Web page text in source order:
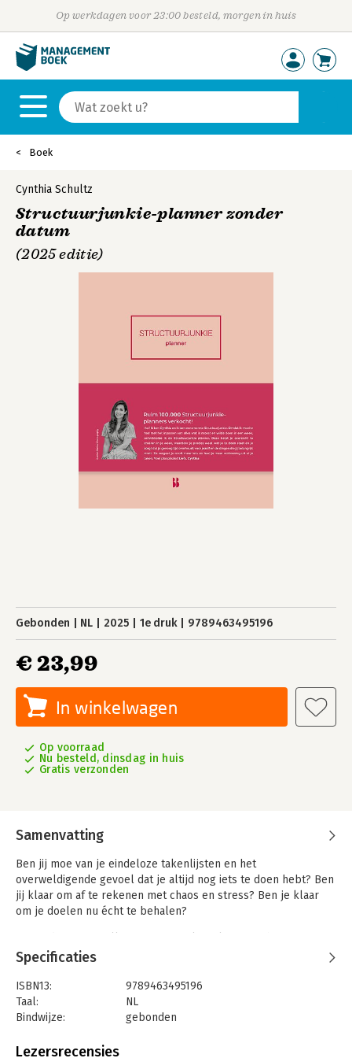
Op werkdagen voor 23:00 besteld, morgen in huis
Boek
Cynthia Schultz
Structuurjunkie-planner zonder
datum
(2025 editie)
Gebonden NL 2025 1e druk 9789463495196
€ 23,99
In winkelwagen
Op voorraad
Nu besteld, dinsdag in huis
Gratis verzonden
Samenvatting
Ben jij moe van je eindeloze takenlijsten en het
overweldigende gevoel dat je altijd nog iets te doen hebt? Ben
jij klaar om af te rekenen met chaos en stress? Ben je klaar
om je doelen nu écht te behalen?
jou. Deze planner is ongedateerd, dus je kan beginnen op het
moment dat jou uitkomt. Een week overslaan? Geen probleem.
De planner heeft 4 jaaroverzichten, 12 maandoverzichten én 54
weekoverzichten, alsook lijntjespagina's en pixeldagboeken
achterin. Op elke pagina is voldoende ruimte aanwezig om
bijkomende taken te noteren.
Specificaties
ISBN13:
9789463495196
Taal:
NL
Bindwijze:
gebonden
Uitgever:
Lezersrecensies